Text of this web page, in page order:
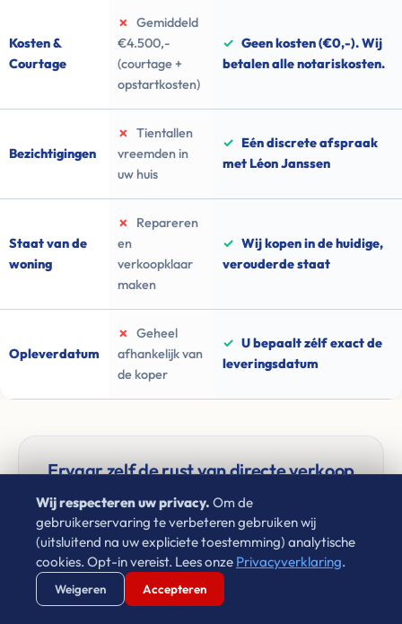
Kosten &
Courtage
✗
Gemiddeld
€4.500,-
(courtage +
opstartkosten)
✓ Geen kosten (€0,-). Wij
betalen alle notariskosten.
Bezichtigingen
✗
Tientallen
vreemden in
uw huis
✓ Eén discrete afspraak
met Léon Janssen
Staat van de
woning
✗
Repareren
en
verkoopklaar
maken
✓ Wij kopen in de huidige,
verouderde staat
Opleverdatum
✗
Geheel
afhankelijk van
de koper
✓ U bepaalt zélf exact de
leveringsdatum
Ervaar zelf de rust van directe verkoop
Waarom wachten in onzekerheid als u vandaag de
financiële zekerheid kunt veiligstellen?
Vul uw postcode in en ontvang een bod ➜
Wij respecteren uw privacy. Om de
gebruikerservaring te verbeteren gebruiken wij
(uitsluitend na uw expliciete toestemming) analytische
cookies. Opt-in vereist. Lees onze Privacyverklaring.
Weigeren Accepteren
Verstuur WhatsApp